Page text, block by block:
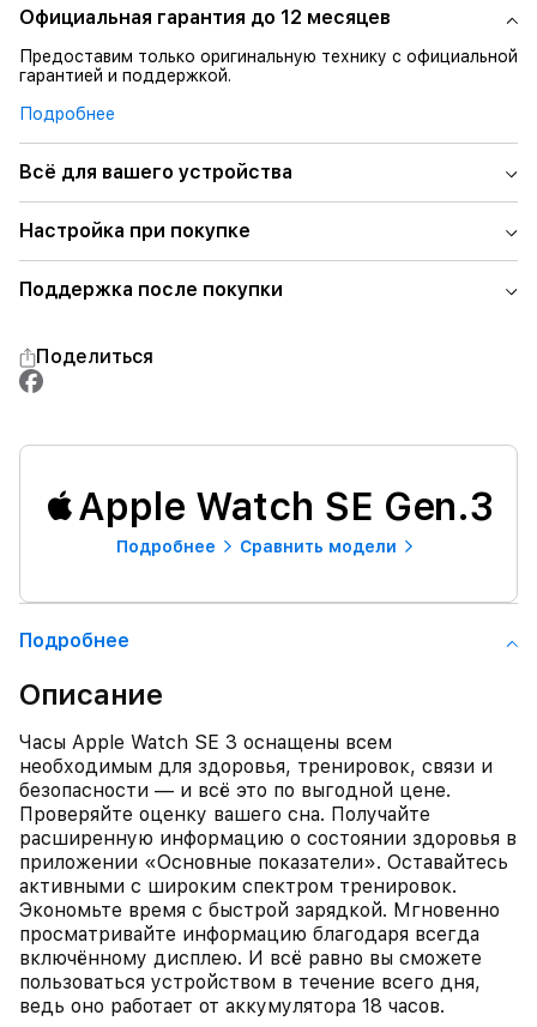
Официальная гарантия до 12 месяцев
Предоставим только оригинальную технику с официальной
гарантией и поддержкой.
Подробнее
Всё для вашего устройства
Настройка при покупке
Поддержка после покупки
Поделиться
Apple Watch SE Gen.3
Подробнее Сравнить модели
Подробнее
Описание
Часы Apple Watch SE 3 оснащены всем
необходимым для здоровья, тренировок, связи и
безопасности — и всё это по выгодной цене.
Проверяйте оценку вашего сна. Получайте
расширенную информацию о состоянии здоровья в
приложении «Основные показатели». Оставайтесь
активными с широким спектром тренировок.
Экономьте время с быстрой зарядкой. Мгновенно
просматривайте информацию благодаря всегда
включённому дисплею. И всё равно вы сможете
пользоваться устройством в течение всего дня,
ведь оно работает от аккумулятора 18 часов.